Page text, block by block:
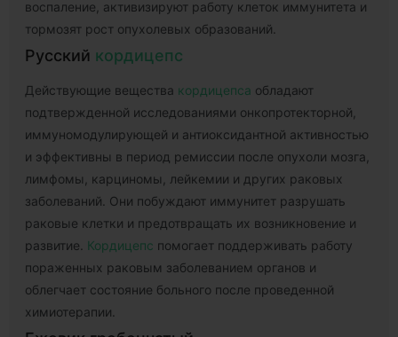
воспаление, активизируют работу клеток иммунитета и
тормозят рост опухолевых образований.
Русский кордицепс
Действующие вещества кордицепса обладают
подтвержденной исследованиями онкопротекторной,
иммуномодулирующей и антиоксидантной активностью
и эффективны в период ремиссии после опухоли мозга,
лимфомы, карциномы, лейкемии и других раковых
заболеваний. Они побуждают иммунитет разрушать
раковые клетки и предотвращать их возникновение и
развитие. Кордицепс помогает поддерживать работу
пораженных раковым заболеванием органов и
облегчает состояние больного после проведенной
химиотерапии.